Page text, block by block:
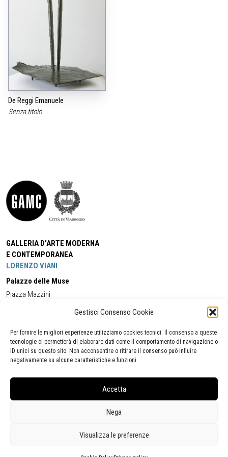
Gestisci Consenso Cookie
Per fornire le migliori esperienze utilizziamo cookies tecnici. Il consenso a queste
tecnologie ci permetterà di elaborare dati come il comportamento di navigazione o
ID unici su questo sito. Non acconsentire o ritirare il consenso può influire
negativamente su alcune caratteristiche e funzioni.
Accetta
Nega
Visualizza le preferenze
De Reggi Emanuele
Senza titolo
GALLERIA D'ARTE MODERNA
E CONTEMPORANEA
LORENZO VIANI
Palazzo delle Muse
Piazza Mazzini
Cell:+39 338 5714978 (orario apertura Galleria)
Tel:
+39 0584 944580
(orario 09.00/13.00)
Email:gamc@comune.viareggio.lu.it
Segnalazione di inaccessibilità